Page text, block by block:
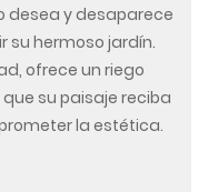
desea y desaparece
su hermoso jardín.
ofrece un riego
su paisaje reciba
la estética.